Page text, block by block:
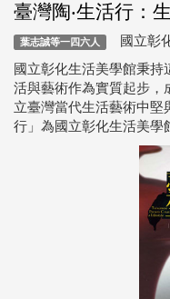
臺灣陶‧生活行：
葉志誠等一四六人 國立彰
國立彰化生活美學館秉
活與藝術作為實質起步，
立臺灣當代生活藝術中堅
行」為國立彰化生活美學